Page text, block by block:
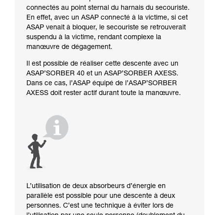
connectés au point sternal du harnais du secouriste.
En effet, avec un ASAP connecté à la victime, si cet
ASAP venait à bloquer, le secouriste se retrouverait
suspendu à la victime, rendant complexe la
manœuvre de dégagement.
Il est possible de réaliser cette descente avec un
ASAP’SORBER 40 et un ASAP’SORBER AXESS.
Dans ce cas, l’ASAP équipé de l’ASAP’SORBER
AXESS doit rester actif durant toute la manœuvre.
L’utilisation de deux absorbeurs d’énergie en
parallèle est possible pour une descente à deux
personnes. C’est une technique à éviter lors de